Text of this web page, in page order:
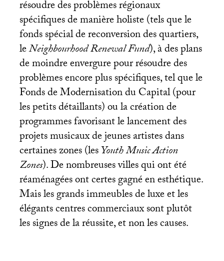
résoudre des problèmes régionaux
spécifiques de manière holiste (tels que le
fonds spécial de reconversion des quartiers,
leNeighbourhood Renewal Fund), à des plans
de moindre envergure pour résoudre des
problèmes encore plus spécifiques, tel que le
Fonds de Modernisation du Capital (pour
les petits détaillants) ou la création de
programmes favorisant le lancement des
projets musicaux de jeunes artistes dans
certaines zones (lesYouth Music Action
Zones). De nombreuses villes qui ont été
réaménagées ont certes gagné en esthétique.
Mais les grands immeubles de luxe et les
élégants centres commerciaux sont plutôt
les signes de la réussite, et non les causes.